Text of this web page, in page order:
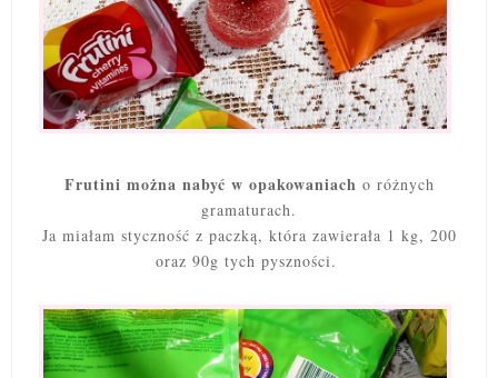
Frutini można nabyć w opakowaniach o różnych
gramaturach.
Ja miałam styczność z paczką, która zawierała 1 kg, 200
oraz 90g tych pyszności.